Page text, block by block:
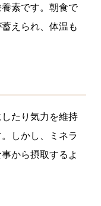
素です。朝食で
えられ、体温も
たり気力を維持
しかし、ミネラ
から摂取するよ